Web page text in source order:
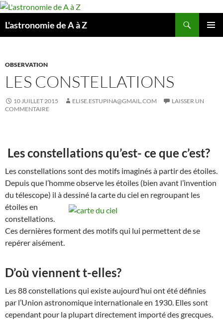
Aller
contenu
L'astronomie de A à Z
OBSERVATION
LES CONSTELLATIONS
10 JUILLET 2015 ELISE.ESTUPINA@GMAIL.COM
LAISSER UN
COMMENTAIRE
Les constellations qu’est- ce que c’est?
Les constellations sont des motifs imaginés à partir des étoiles.
Depuis que l’homme observe les étoiles (bien avant l’invention
du télescope) il àdessiné la carte du ciel en regroupant les
étoiles en
constellations.
Ces dernières forment des motifs qui lui permettent de se
repérer aisément.
D’où viennent t-elles?
Les 88 constellations qui existe aujourd’hui ont été définies
par l’Union astronomique internationale en 1930. Elles sont
cependant pour la plupart directement importé des grecques.